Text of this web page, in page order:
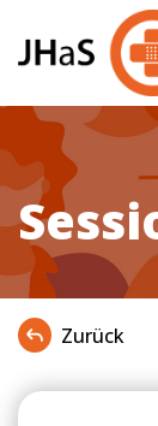
Zurück